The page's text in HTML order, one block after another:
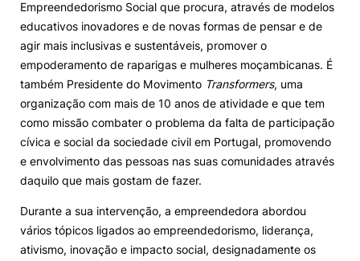
Empreendedorismo Social que procura, através de modelos
educativos inovadores e de novas formas de pensar e de
agir mais inclusivas e sustentáveis, promover o
empoderamento de raparigas e mulheres moçambicanas. É
também Presidente do Movimento Transformers, uma
organização com mais de 10 anos de atividade e que tem
como missão combater o problema da falta de participação
cívica e social da sociedade civil em Portugal, promovendo
e envolvimento das pessoas nas suas comunidades através
daquilo que mais gostam de fazer.
Durante a sua intervenção, a empreendedora abordou
vários tópicos ligados ao empreendedorismo, liderança,
ativismo, inovação e impacto social, designadamente os